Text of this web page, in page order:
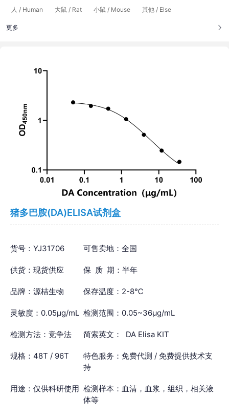
人 / Human
大鼠 / Rat 小鼠 / Mouse 其他 / Else
更多
猪多巴胺(DA)ELISA试剂盒
货号：YJ31706 可售卖地：全国
供货：现货供应 保 质 期：半年
品牌：源桔生物 保存温度：2-8℃
灵敏度：0.05μg/mL 检测范围：0.05~36μg/mL
检测方法：竞争法 简索英文： DA Elisa KIT
规格：48T / 96T
特色服务：免费代测 / 免费提供技术支
持
用途：仅供科研使用 检测样本：血清，血浆，组织，相关液
体等